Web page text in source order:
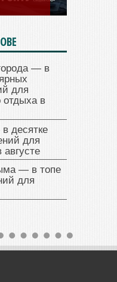
— в
для
отдыха в
десятке
для
— в топе
для